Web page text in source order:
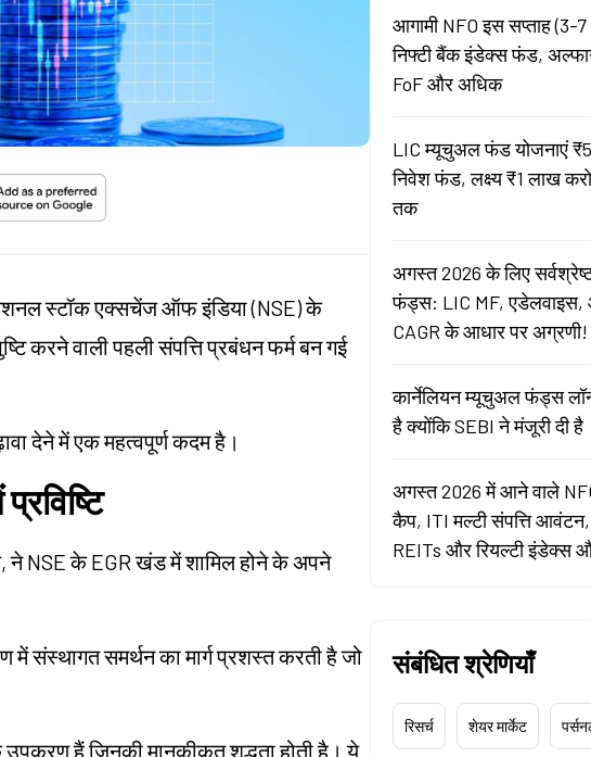
नेशनल स्टॉक एक्सचेंज ऑफ इंडिया (NSE) के
करने वाली पहली संपत्ति प्रबंधन फर्म बन गई
देने में एक महत्वपूर्ण कदम है।
ने NSE के EGR खंड में शामिल होने के अपने
संस्थागत समर्थन का मार्ग प्रशस्त करती है जो
उपकरण हैं जिनकी मानकीकृत शुद्धता होती है। ये
आगामी NFO इस सप्ताह
निफ्टी बैंक इंडेक्स फंड,
FoF और अधिक
LIC म्यूचुअल फंड योजनाएं
निवेश फंड, लक्ष्य ₹1 लाख
तक
अगस्त 2026 के लिए
फंड्स: LIC MF, एडेलवाइस,
CAGR के आधार पर अग्रणी!
कार्नेलियन म्यूचुअल फंड्स
है क्योंकि SEBI ने मंजूरी दी है
अगस्त 2026 में आने वाले
कैप, ITI मल्टी संपत्ति आवंटन,
REITs और रियल्टी इंडेक्स
संबंधित श्रेणियाँ
रिसर्च शेयर मार्केट